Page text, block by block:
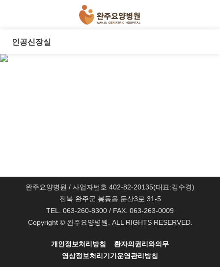
인공신장실
완주요양병원 / 사업자번호 402-82-20135(대표:김수경)
전북 완주군 봉동읍 둔산3로 31-5
TEL. 063-260-8300 / FAX. 063-263-0009
Copyright © 완주요양병원. ALL RIGHTS RESERVED.
개인정보처리방침
환자의권리와의무
영상정보처리기기운영관리방침